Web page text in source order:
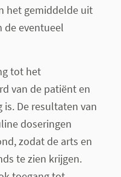
het gemiddelde uit
de eventueel
tot het
van de patiënt en
De resultaten van
doseringen
zodat de arts en
te zien krijgen.